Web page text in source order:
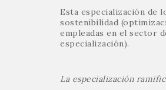
Esta especialización de
sostenibilidad
empleadas en el sector
especialización).
La especialización